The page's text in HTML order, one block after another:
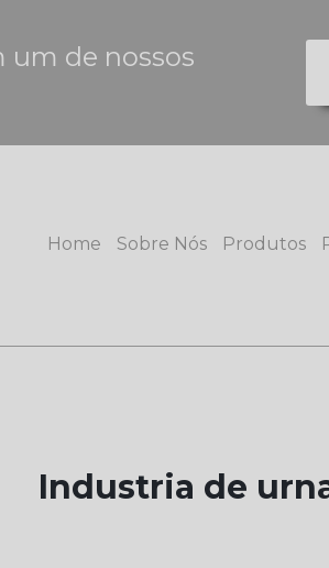
um de nossos
Home Sobre Nós Produtos
Industria de